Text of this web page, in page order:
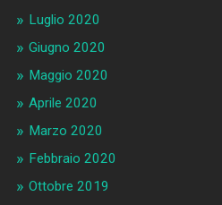
Luglio 2020
Giugno 2020
Maggio 2020
Aprile 2020
Marzo 2020
Febbraio 2020
Ottobre 2019